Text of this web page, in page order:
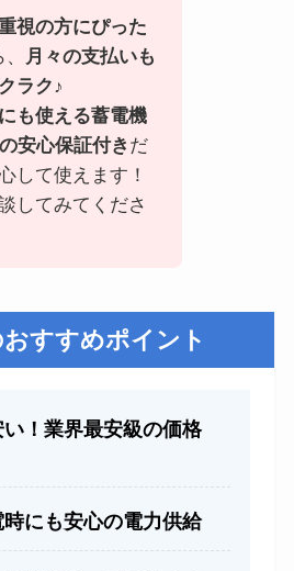
視の方にぴった
月々の支払いも
ラク♪
も使える蓄電機
安心保証付き だ
して使えます！
してみてくださ
すすめポイント
い！業界最安級の価格
にも安心の電力供給